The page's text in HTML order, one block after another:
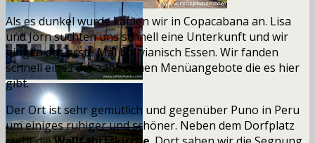
Als es dunkel wurde kamen wir in Copacabana an. Lisa
und Jörn suchten uns schnell eine Unterkunft und wir
gingen das erste Mal bolivianisch Essen. Wir fanden
schnell eines der zahlreichen Menüangebote die es hier
gibt.
Der Ort ist sehr gemütlich und gegenüber Puno in Peru
um einiges ruhiger und schöner. Neben dem Dorfplatz